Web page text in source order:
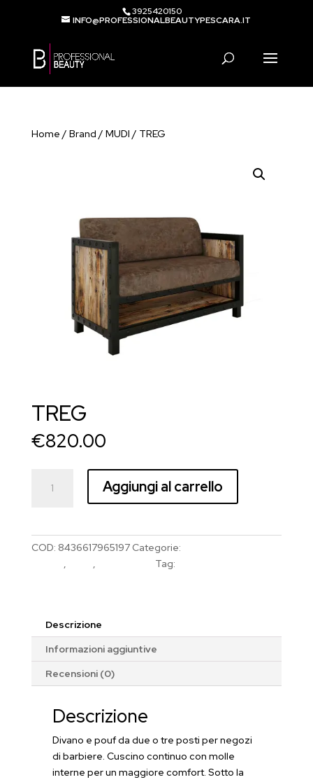
3925420150
INFO@PROFESSIONALBEAUTYPESCARA.IT
search
Home / Brand / MUDI / TREG
TREG
€820.00
quantità
Aggiungi al carrello
COD: 8436617965197 Categorie:
, , Tag:
Descrizione
Informazioni aggiuntive
Recensioni (0)
Descrizione
Divano e pouf da due o tre posti per negozi
di barbiere. Cuscino continuo con molle
interne per un maggiore comfort. Sotto la